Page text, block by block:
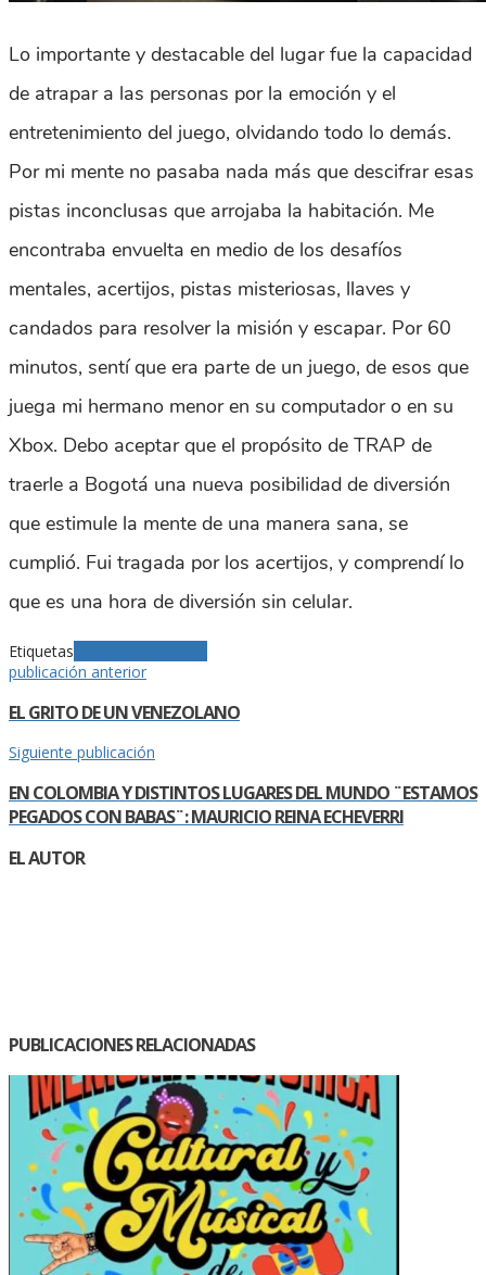
Lo importante y destacable del lugar fue la capacidad
de atrapar a las personas por la emoción y el
entretenimiento del juego, olvidando todo lo demás.
Por mi mente no pasaba nada más que descifrar esas
pistas inconclusas que arrojaba la habitación. Me
encontraba envuelta en medio de los desafíos
mentales, acertijos, pistas misteriosas, llaves y
candados para resolver la misión y escapar. Por 60
minutos, sentí que era parte de un juego, de esos que
juega mi hermano menor en su computador o en su
Xbox. Debo aceptar que el propósito de TRAP de
traerle a Bogotá una nueva posibilidad de diversión
que estimule la mente de una manera sana, se
cumplió. Fui tragada por los acertijos, y comprendí lo
que es una hora de diversión sin celular.
Etiquetas
publicación anterior
EL GRITO DE UN VENEZOLANO
Siguiente publicación
EN COLOMBIA Y DISTINTOS LUGARES DEL MUNDO ¨ESTAMOS
PEGADOS CON BABAS¨: MAURICIO REINA ECHEVERRI
EL AUTOR
PUBLICACIONES RELACIONADAS